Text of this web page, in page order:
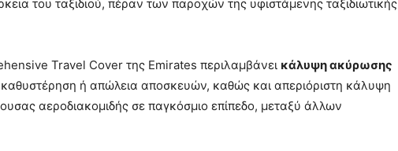
του ταξιδιού, πέραν των παροχών της υφιστάμενης ταξιδιωτικής
Travel Cover της Emirates περιλαμβάνει κάλυψη ακύρωσης
ή απώλεια αποσκευών, καθώς και απεριόριστη κάλυψη
αεροδιακομιδής σε παγκόσμιο επίπεδο, μεταξύ άλλων